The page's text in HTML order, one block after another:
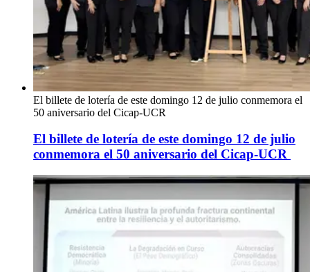
El billete de lotería de este domingo 12 de julio conmemora el
50 aniversario del Cicap-UCR
El billete de lotería de este domingo 12 de julio
conmemora el 50 aniversario del Cicap-UCR